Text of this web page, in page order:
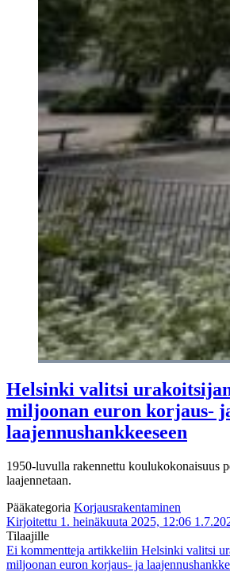
Helsinki valitsi
miljoonan euron korjaus-
laajennushankkeeseen
1950-luvulla rakennettu koulukokonaisuus
laajennetaan.
Pääkategoria Korjausrakentaminen
Kirjoitettu 1. heinäkuuta 2025, 12:06
Tilaajille
Ei kommentteja artikkeliin Helsinki valitsi
miljoonan euron korjaus- ja